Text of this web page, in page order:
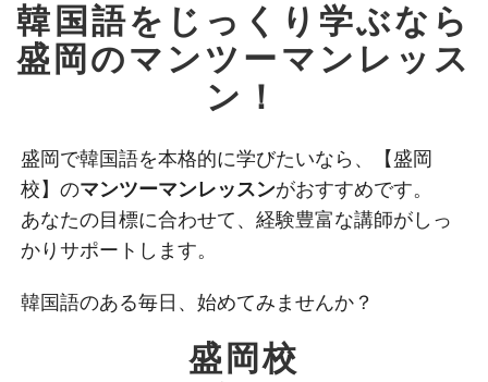
韓国語をじっくり学ぶなら
盛岡のマンツーマンレッス
ン！
盛岡で韓国語を本格的に学びたいなら、【盛岡
校】のマンツーマンレッスンがおすすめです。
あなたの目標に合わせて、経験豊富な講師がしっ
かりサポートします。
韓国語のある毎日、始めてみませんか？
盛岡校